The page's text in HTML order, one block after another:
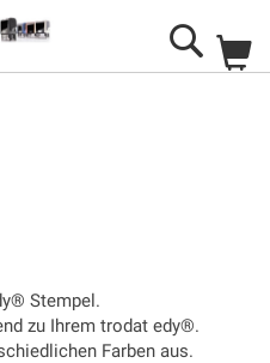
Search
Stempel.
zu Ihrem trodat edy®.
Farben aus.